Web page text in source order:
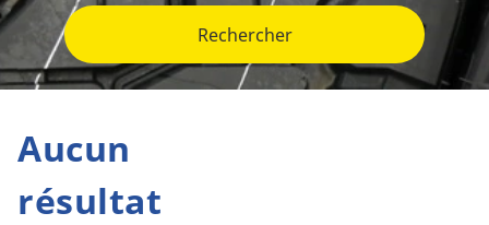
Rechercher
Aucun
résultat